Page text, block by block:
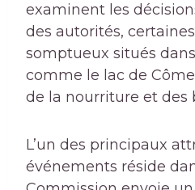
examinent les
des autorités,
somptueux situés
comme le lac de
de la nourriture et des
L’un des principaux
événements réside